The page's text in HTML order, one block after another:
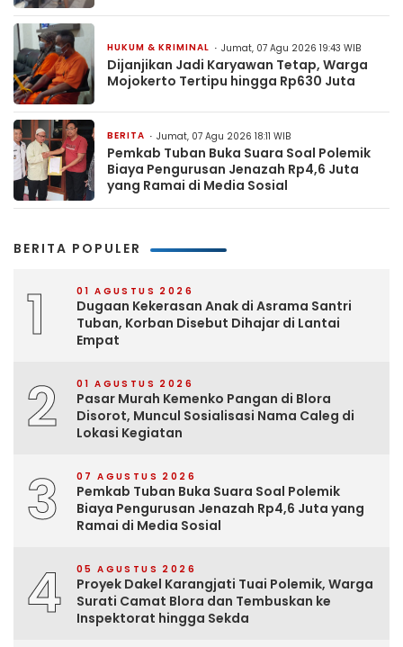
HUKUM & KRIMINAL Jumat, 07 Agu 2026 19:43 WIB
Dijanjikan Jadi Karyawan Tetap, Warga
Mojokerto Tertipu hingga Rp630 Juta
BERITA Jumat, 07 Agu 2026 18:11 WIB
Pemkab Tuban Buka Suara Soal Polemik
Biaya Pengurusan Jenazah Rp4,6 Juta
yang Ramai di Media Sosial
BERITA POPULER
1 01 AGUSTUS 2026
Dugaan Kekerasan Anak di Asrama Santri
Tuban, Korban Disebut Dihajar di Lantai
Empat
2 01 AGUSTUS 2026
Pasar Murah Kemenko Pangan di Blora
Disorot, Muncul Sosialisasi Nama Caleg di
Lokasi Kegiatan
3 07 AGUSTUS 2026
Pemkab Tuban Buka Suara Soal Polemik
Biaya Pengurusan Jenazah Rp4,6 Juta yang
Ramai di Media Sosial
4 05 AGUSTUS 2026
Proyek Dakel Karangjati Tuai Polemik, Warga
Surati Camat Blora dan Tembuskan ke
Inspektorat hingga Sekda